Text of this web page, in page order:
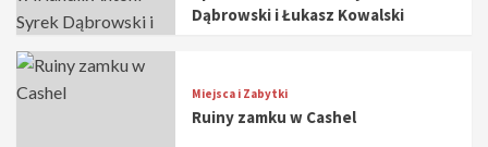
Dąbrowski i Łukasz Kowalski
Miejsca i Zabytki
Ruiny zamku w Cashel